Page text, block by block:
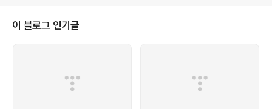
체보기] - 인터넷쓰나미-KBS 미주 비디오판매수입 3년만
에 반토막 : 미 법무부제출 보고서 2011/09/14 - [분류 전
이 블로그 인기글